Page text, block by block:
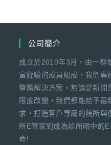
公司簡介
成立於2010年3月，由一群
富經驗的成員組成，我們專
整體解決方案。無論是新開
限度改變，我們都能給予最
求，打造客戶專屬的院所與
所E管家到成為診所眼中的
命!